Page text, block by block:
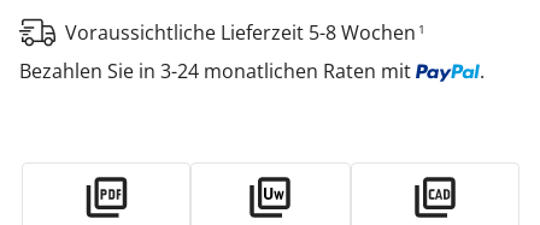
Voraussichtliche Lieferzeit 5-8 Wochen 1
Bezahlen Sie in 3-24 monatlichen Raten mit .